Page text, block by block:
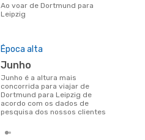
Ao voar de Dortmund para
Leipzig
Época alta
junho
junho é a altura mais
concorrida para viajar de
Dortmund para Leipzig de
acordo com os dados de
pesquisa dos nossos clientes